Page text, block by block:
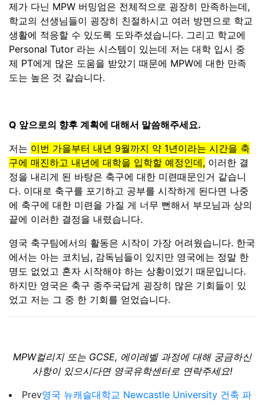
제가 다닌 MPW 버밍엄은 전체적으로 굉장히 만족하는데,
학교의 선생님들이 굉장히 친절하시고 여러 방면으로 학교
생활에 적응할 수 있도록 도와주셨습니다. 그리고 학교에
Personal Tutor 라는 시스템이 있는데 저는 대학 입시 중
제 PT에게 많은 도움을 받았기 때문에 MPW에 대한 만족
도는 높은 것 같습니다.
Q 앞으로의 향후 계획에 대해서 말씀해주세요.
저는 이번 가을부터 내년 9월까지 약 1년이라는 시간을 축
구에 매진하고 내년에 대학을 입학할 예정인데, 이러한 결
정을 내리게 된 바탕은 축구에 대한 미련때문인거 같습니
다. 이대로 축구를 포기하고 공부를 시작하게 된다면 나중
에 축구에 대한 미련을 가질 게 너무 뻔해서 부모님과 상의
끝에 이러한 결정을 내렸습니다.
영국 축구팀에서의 활동은 시작이 가장 어려웠습니다. 한국
에서는 아는 코치님, 감독님들이 있지만 영국에는 정말 한
명도 없었고 혼자 시작해야 하는 상황이었기 때문입니다.
하지만 영국은 축구 종주국답게 굉장히 많은 기회들이 있
었고 저는 그 중 한 기회를 얻었습니다.
MPW컬리지 또는 GCSE, 에이레벨 과정에 대해 궁금하신
사항이 있으시다면 영국유학센터로 연락주세요!
Prev영국 뉴캐슬대학교 Newcastle University 건축 파